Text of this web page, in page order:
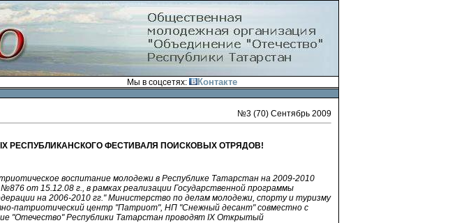
Мы в соцсетях: Контакте
№3 (70) Сентябрь 2009
РЕСПУБЛИКАНСКОГО ФЕСТИВАЛЯ ПОИСКОВЫХ ОТРЯДОВ!
воспитание молодежи в Республике Татарстан на 2009-2010
от 15.12.08 г., в рамках реализации Государственной программы
на 2006-2010 гг." Министерство по делам молодежи, спорту и туризму
патриотический центр "Патриот", НП "Снежный десант" совместно с
"Отечество" Республики Татарстан проводят IX Открытый